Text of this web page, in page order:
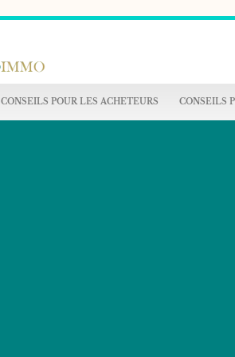
CONSEILS POUR LES ACHETEURS CONSEILS